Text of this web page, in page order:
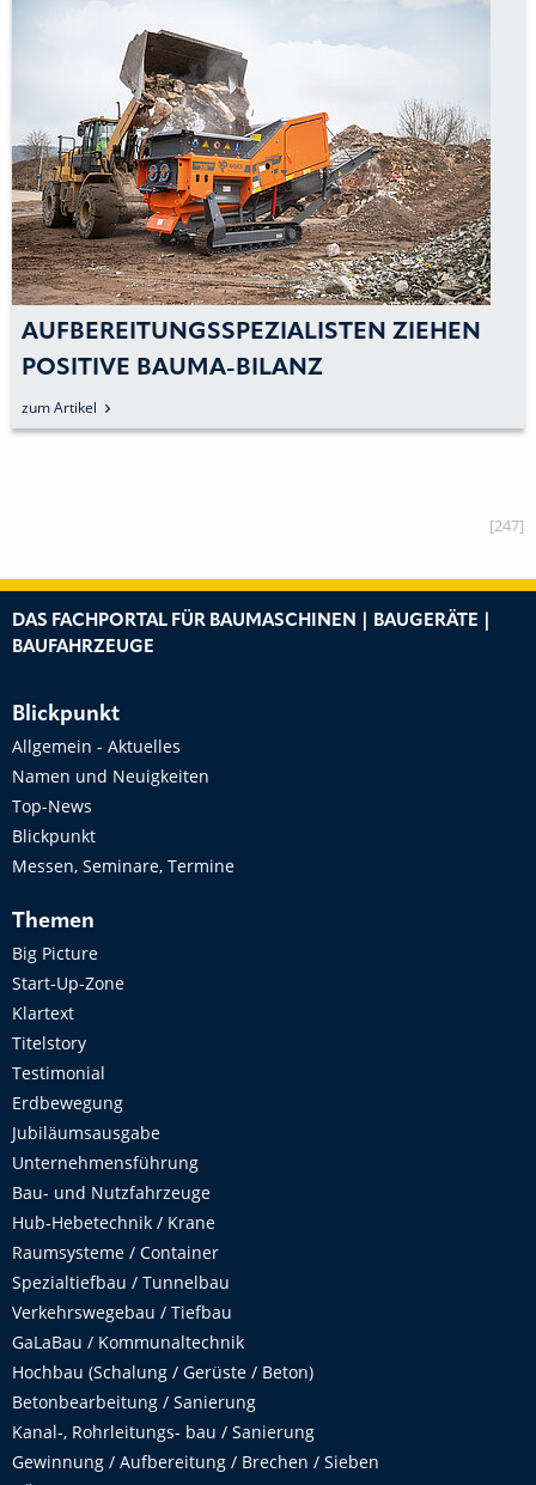
INNOVATIONSOFFENSIVE FÜR
AUFBEREITUNG UND RECYCLING
zum Artikel
[247]
DAS FACHPORTAL FÜR BAUMASCHINEN | BAUGERÄTE |
BAUFAHRZEUGE
Blickpunkt
Allgemein - Aktuelles
Namen und Neuigkeiten
Top-News
Blickpunkt
Messen, Seminare, Termine
Themen
Big Picture
Start-Up-Zone
Klartext
Titelstory
Testimonial
Erdbewegung
Jubiläumsausgabe
Unternehmensführung
Bau- und Nutzfahrzeuge
Hub-Hebetechnik / Krane
Raumsysteme / Container
Spezialtiefbau / Tunnelbau
Verkehrswegebau / Tiefbau
GaLaBau / Kommunaltechnik
Hochbau (Schalung / Gerüste / Beton)
Betonbearbeitung / Sanierung
Kanal-, Rohrleitungs- bau / Sanierung
Gewinnung / Aufbereitung / Brechen / Sieben